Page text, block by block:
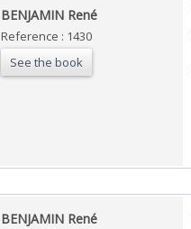
‎BENJAMIN René‎
Reference : 1430
See the book
‎BENJAMIN René‎